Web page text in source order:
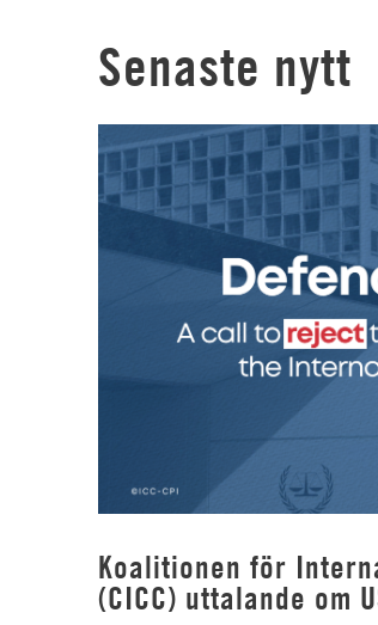
Senaste nytt
Koalitionen för
(CICC) uttalande om